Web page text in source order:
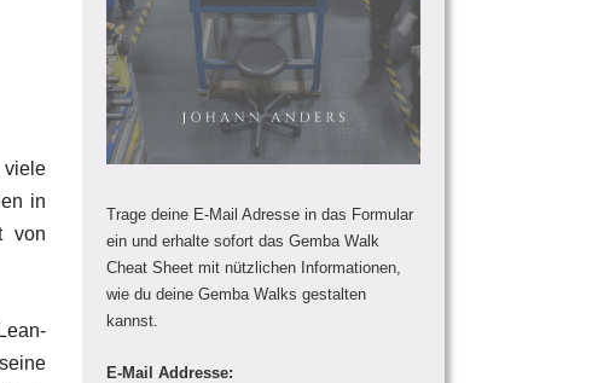
in
von
Trage deine E-Mail Adresse in das Formular
ein und erhalte sofort das Gemba Walk
Cheat Sheet mit nützlichen Informationen,
wie du deine Gemba Walks gestalten
kannst.
E-Mail Addresse: